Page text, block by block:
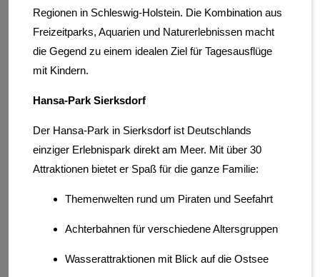
Regionen in Schleswig-Holstein. Die Kombination aus
Freizeitparks, Aquarien und Naturerlebnissen macht
die Gegend zu einem idealen Ziel für Tagesausflüge
mit Kindern.
Hansa-Park Sierksdorf
Der Hansa-Park in Sierksdorf ist Deutschlands
einziger Erlebnispark direkt am Meer. Mit über 30
Attraktionen bietet er Spaß für die ganze Familie:
Themenwelten rund um Piraten und Seefahrt
Achterbahnen für verschiedene Altersgruppen
Wasserattraktionen mit Blick auf die Ostsee